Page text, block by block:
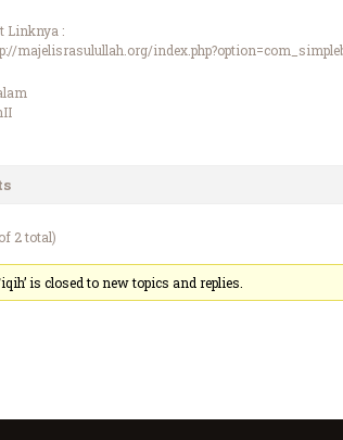
Linknya :
majelisrasulullah.org/
2 total)
is closed to new topics and replies.